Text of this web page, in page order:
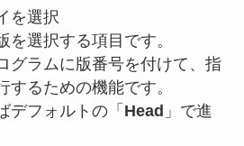
を選択
選択する項目です。
グラムに版番号を付けて、指
するための機能です。
デフォルトの「 Head 」で進